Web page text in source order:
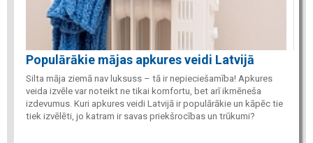
Populārākie mājas apkures veidi Latvijā
Silta māja ziemā nav luksuss – tā ir nepieciešamība! Apkures
veida izvēle var noteikt ne tikai komfortu, bet arī ikmēneša
izdevumus. Kuri apkures veidi Latvijā ir populārākie un kāpēc tie
tiek izvēlēti, jo katram ir savas priekšrocības un trūkumi?